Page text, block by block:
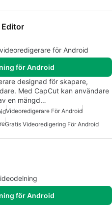
för Android
för Android
designad för skapare,
Med CapCut kan användare
en mängd…
Videoredigerare För Android
Gratis Videoredigering För Android
för Android